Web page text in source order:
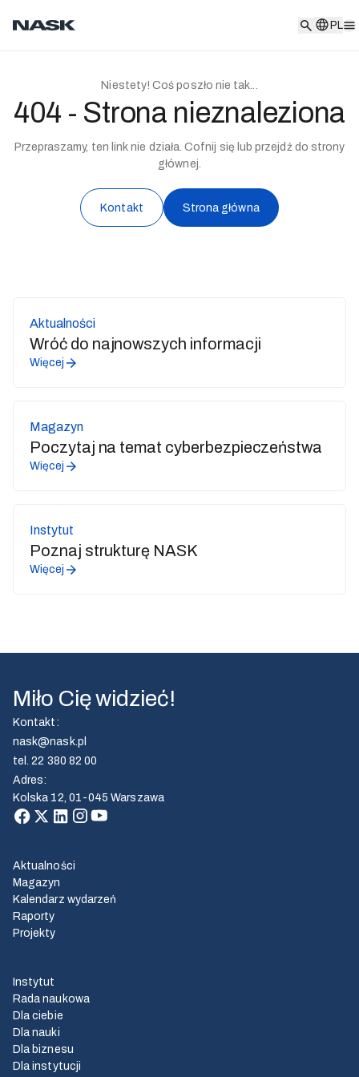
PL
Niestety! Coś poszło nie tak...
404 - Strona nieznaleziona
Przepraszamy, ten link nie działa. Cofnij się lub przejdź do strony
głównej.
Kontakt Strona główna
Aktualności
Wróć do najnowszych informacji
Więcej
Magazyn
Poczytaj na temat cyberbezpieczeństwa
Więcej
Instytut
Poznaj strukturę NASK
Więcej
Miło Cię widzieć!
Kontakt :
nask@nask.pl
tel.22 380 82 00
Adres:
Kolska 12, 01-045 Warszawa
Aktualności
Magazyn
Kalendarz wydarzeń
Raporty
Projekty
Instytut
Rada naukowa
Dla ciebie
Dla nauki
Dla biznesu
Dla instytucji